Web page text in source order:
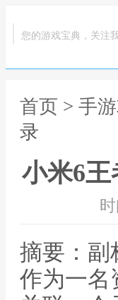
您的游戏宝典，关注我
首页 > 手
录
小米6
摘要：副
作为一名